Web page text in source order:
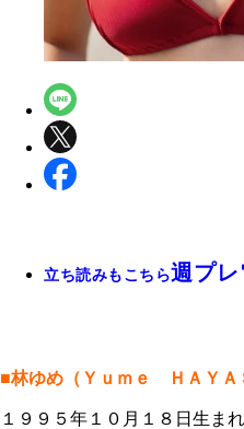
立ち読みもこちら週プレ
■林ゆめ（Ｙｕｍｅ ＨＡＹＡ
１９９５年１０月１８日生ま